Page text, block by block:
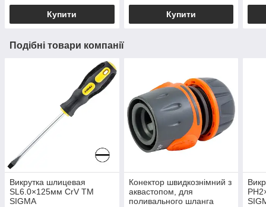
Купити Купити
Подібні товари компанії
Викрутка шлицевая
SL6.0×125мм CrV TM
SIGMA
Конектор швидкознімний з
аквастопом, для
поливального шланга